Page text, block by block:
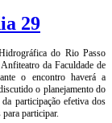
29
do Rio Passo
da Faculdade de
o encontro haverá a
o planejamento do
participação efetiva dos
participar.